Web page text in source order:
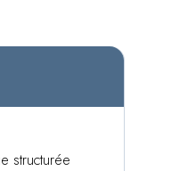
structurée